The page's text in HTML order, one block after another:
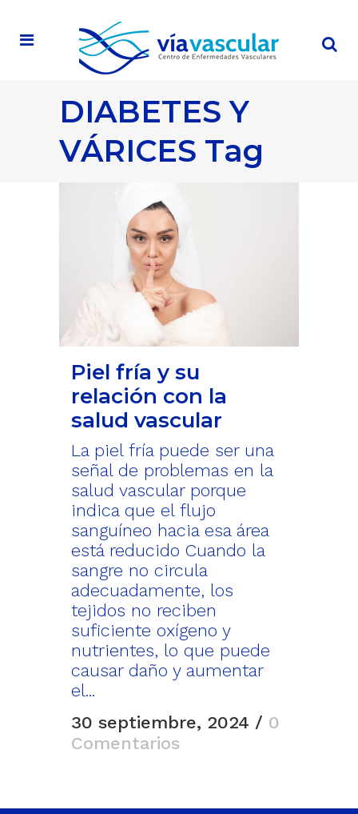
DIABETES Y
VÁRICES Tag
Piel fría y su
relación con la
salud vascular
La piel fría puede ser una
señal de problemas en la
salud vascular porque
indica que el flujo
sanguíneo hacia esa área
está reducido Cuando la
sangre no circula
adecuadamente, los
tejidos no reciben
suficiente oxígeno y
nutrientes, lo que puede
causar daño y aumentar
el...
30 septiembre, 2024 / 0
Comentarios